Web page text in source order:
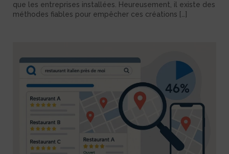
que les entreprises installées. Heureusement, il existe des
méthodes fiables pour empêcher ces créations […]